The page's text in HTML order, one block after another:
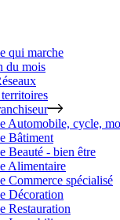
qui marche
du mois
Automobile, cycle,
Bâtiment
Beauté - bien être
Alimentaire
Commerce spécialisé
Décoration
Restauration